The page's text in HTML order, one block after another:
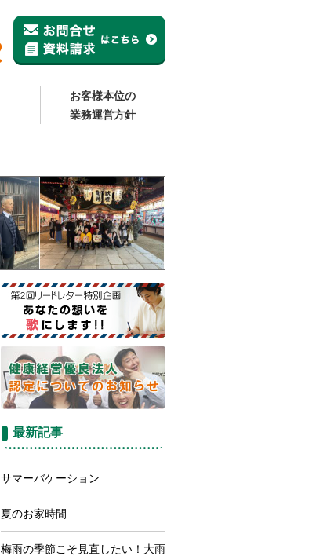
お客様本位の
業務運営方針
最新記事
サマーバケーション
夏のお家時間
梅雨の季節こそ見直したい！大雨